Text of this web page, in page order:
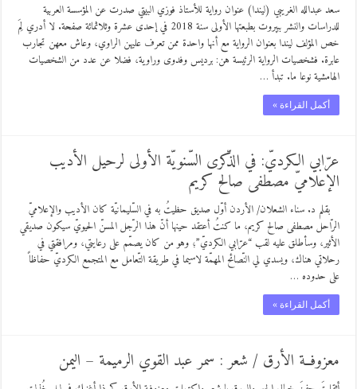
سعد عبدالله الغريبي (ليندا) عنوان رواية للأستاذ فوزي البيتي صدرت عن المؤسسة العربية
للدراسات والنشر ببيروت بطبعتها الأولى سنة 2018 في إحدى عشرة وثلاثمائة صفحة. لا أدري لِمَ
خص المؤلف ليندا بعنوان الرواية مع أنها واحدة ممن تعرف عليهن الراوي، وعاش معهن تجارب
عابرة. فشخصيات الرواية الرئيسة هن: برديس وفدوى وراوية، فضلا عن عدد من الشخصيات
الهامشية نوعا ما. تبدأ …
أكمل القراءة »
عرّابي الكرديّ: في الذّكرى السّنويّة الأولى لرحيل الأديب
الإعلاميّ مصطفى صالح كريم
بقلم د. سناء الشعلان/ الأردن أوّل صديق حظيتُ به في السّليمانيّة كان الأديب والإعلاميّ
الرّاحل مصطفى صالح كريم، ما كنتُ أعتقد حينها أنّ هذا الرّجل المسنّ الحيويّ سيكون صديقي
الأثير، وسأطلق عليه لقب “عرّابي الكرديّ”؛ وهو من كان يصمّم على رعايتي، ومرافقتي في
رحلاتي هناك، ويسدي لي النّصائح المهمّة لاسيما في طريقة التّعامل مع المتجمع الكرديّ حفاظاً
على حدوده …
أكمل القراءة »
معزوفــة الأرق / شعر : سمر عبد القوي الرميمة – اليمن